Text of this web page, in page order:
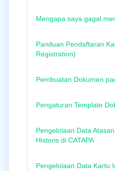
Mengapa saya gagal
Panduan Pendaftaran
Registration)
Pembuatan Dokumen
Pengaturan Template
Pengelolaan Data
Historis di CATAPA
Pengelolaan Data Kartu